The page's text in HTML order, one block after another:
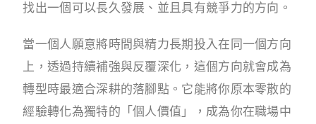
找出一個可以長久發展、並且具有競爭力的方向。
當一個人願意將時間與精力長期投入在同一個方向
上，透過持續補強與反覆深化，這個方向就會成為
轉型時最適合深耕的落腳點。它能將你原本零散的
經驗轉化為獨特的「個人價值」，成為你在職場中